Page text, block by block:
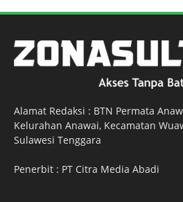
Alamat Redaksi : BTN Permata
Kelurahan Anawai, Kecamatan
Sulawesi Tenggara
Penerbit : PT Citra Media Abadi